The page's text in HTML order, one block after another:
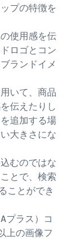
プの特徴を
使用感を伝
ロゴとコン
ランドイメ
いて、商品
伝えたりし
追加する場
大きさにな
むのではな
とで、検索
ことができ
プラス）コ
上の画像フ